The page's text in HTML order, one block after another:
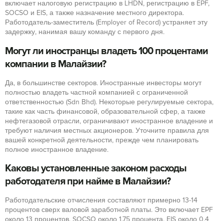
включает налоговую регистрацию в LHDN, регистрацию в EPF,
SOCSO и EIS, а также назначение местного директора.
Работодатель-заместитель (Employer of Record) устраняет эту
задержку, нанимая вашу команду с первого дня.
Могут ли иностранцы владеть 100 процентами
компании в Малайзии?
Да, в большинстве секторов. Иностранные инвесторы могут
полностью владеть частной компанией с ограниченной
ответственностью (Sdn Bhd). Некоторые регулируемые сектора,
такие как часть финансовой, образовательной сфер, а также
нефтегазовой отрасли, ограничивают иностранное владение и
требуют наличия местных акционеров. Уточните правила для
вашей конкретной деятельности, прежде чем планировать
полное иностранное владение.
Каковы установленные законом расходы
работодателя при найме в Малайзии?
Работодательские отчисления составляют примерно 13-14
процентов сверх валовой заработной платы. Это включает EPF